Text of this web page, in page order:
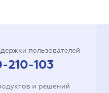
пользователей
210-103
и решений